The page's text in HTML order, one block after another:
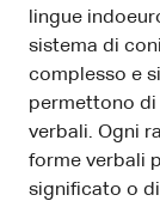
lingue
sistema di
complesso e
permettono di
verbali. Ogni
forme verbali
significato o